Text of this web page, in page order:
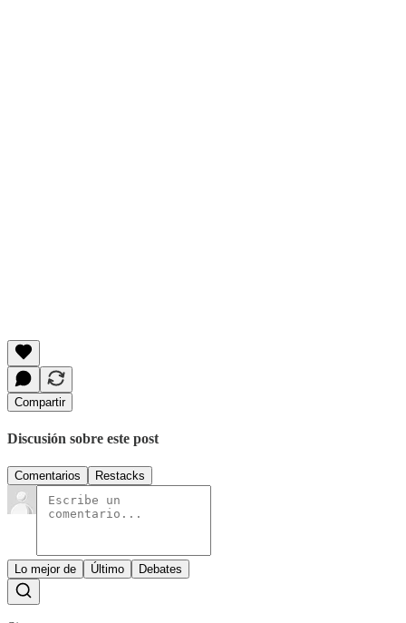
Compartir
Discusión sobre este post
Comentarios Restacks
Lo mejor de Último Debates